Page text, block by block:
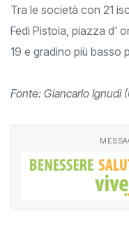
Tra le società con 21
Fedi Pistoia, piazza d'
19 e gradino più basso
Fonte: Giancarlo Ignudi